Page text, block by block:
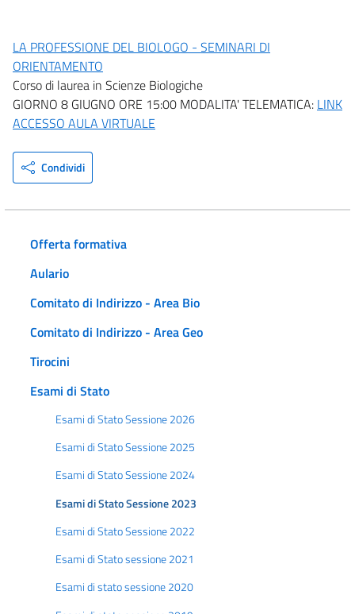
LA PROFESSIONE DEL BIOLOGO - SEMINARI DI
ORIENTAMENTO
Corso di laurea in Scienze Biologiche
GIORNO 8 GIUGNO ORE 15:00 MODALITA' TELEMATICA: LINK
ACCESSO AULA VIRTUALE
Condividi
Offerta formativa
Aulario
Comitato di Indirizzo - Area Bio
Comitato di Indirizzo - Area Geo
Tirocini
Esami di Stato
Esami di Stato Sessione 2026
Esami di Stato Sessione 2025
Esami di Stato Sessione 2024
Esami di Stato Sessione 2023
Esami di Stato Sessione 2022
Esami di Stato sessione 2021
Esami di stato sessione 2020